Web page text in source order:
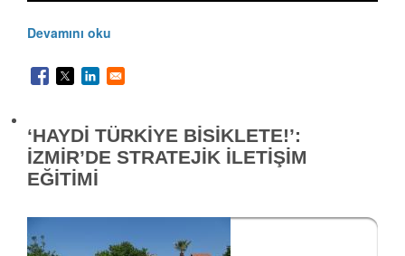
Devamını oku
‘HAYDİ TÜRKİYE BİSİKLETE!’:
İZMİR’DE STRATEJİK İLETİŞİM
EĞİTİMİ